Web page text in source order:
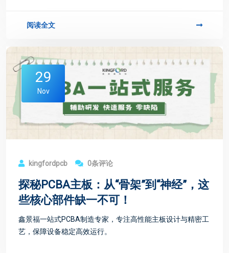
阅读全文
29
Nov
kingfordpcb 0条评论
探秘PCBA主板：从“骨架”到“神经”，这
些核心部件缺一不可！
鑫景福一站式PCBA制造专家，专注高性能主板设计与精密工
艺，保障设备稳定高效运行。